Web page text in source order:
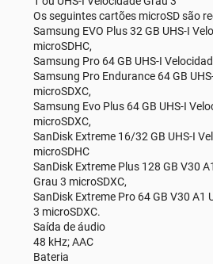
Os seguintes cartões microSD são
Samsung EVO Plus 32 GB UHS-I
microSDHC,
Samsung Pro 64 GB UHS-I
Samsung Pro Endurance 64 GB
microSDXC,
Samsung Evo Plus 64 GB UHS-I
microSDXC,
SanDisk Extreme 16/32 GB UHS-I
microSDHC
SanDisk Extreme Plus 128 GB V30
Grau 3 microSDXC,
SanDisk Extreme Pro 64 GB V30 A1
3 microSDXC.
Saída de áudio
48 kHz; AAC
Bateria